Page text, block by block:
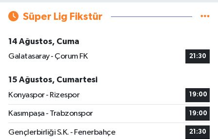
Süper Lig Fikstür
14 Ağustos, Cuma
Galatasaray - Çorum FK
21:30
15 Ağustos, Cumartesi
Konyaspor - Rizespor
19:00
Kasımpaşa - Trabzonspor 19:00
Gençlerbirliği S.K. - Fenerbahçe 21:30